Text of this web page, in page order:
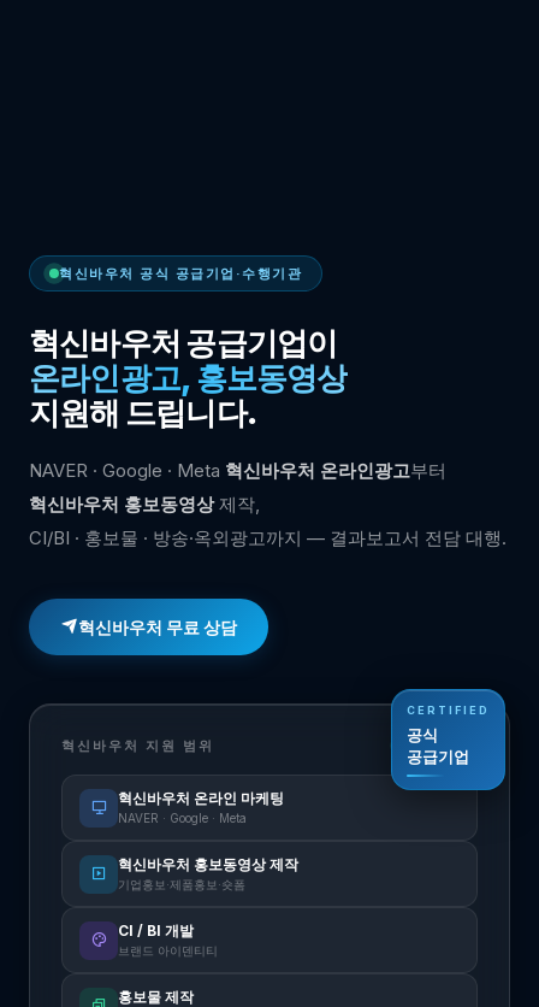
혁신바우처 공식 공급기업·수행기관
혁신바우처 공급기업이
온라인광고, 홍보동영상
지원해 드립니다.
NAVER · Google · Meta 혁신바우처 온라인광고부터
혁신바우처 홍보동영상제작,
CI/BI · 홍보물 · 방송·옥외광고까지 — 결과보고서 전담 대행.
혁신바우처 무료 상담
혁신바우처 지원 범위 공식 공급기업
혁신바우처 온라인 마케팅
NAVER · Google · Meta
혁신바우처 홍보동영상 제작
기업홍보·제품홍보·숏폼
CI / BI 개발
브랜드 아이덴티티
홍보물 제작
CERTIFIED
공식
공급기업